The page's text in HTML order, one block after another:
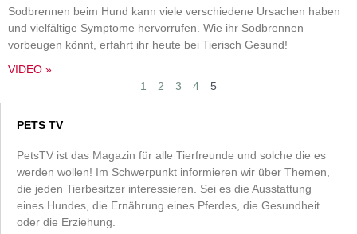
Sodbrennen beim Hund kann viele verschiedene Ursachen haben
und vielfältige Symptome hervorrufen. Wie ihr Sodbrennen
vorbeugen könnt, erfahrt ihr heute bei Tierisch Gesund!
VIDEO »
1 2 3 4 5
PETS TV
PetsTV ist das Magazin für alle Tierfreunde und solche die es
werden wollen! Im Schwerpunkt informieren wir über Themen,
die jeden Tierbesitzer interessieren. Sei es die Ausstattung
eines Hundes, die Ernährung eines Pferdes, die Gesundheit
oder die Erziehung.